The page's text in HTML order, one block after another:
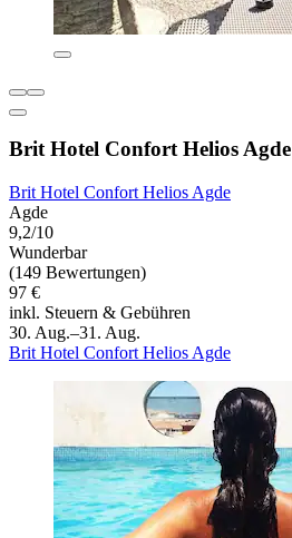
Brit Hotel Confort Helios Agde
Brit Hotel Confort Helios Agde
Agde
9,2/10
Wunderbar
(149 Bewertungen)
97 €
inkl. Steuern & Gebühren
30. Aug.–31. Aug.
Brit Hotel Confort Helios Agde